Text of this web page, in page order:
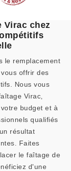
Virac chez
le remplacement
offrir des
Nous vous
Virac,
budget et à
qualifiés
résultat
Faites
le faîtage de
d'une